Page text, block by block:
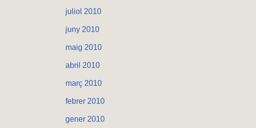
juliol 2010
juny 2010
maig 2010
abril 2010
març 2010
febrer 2010
gener 2010